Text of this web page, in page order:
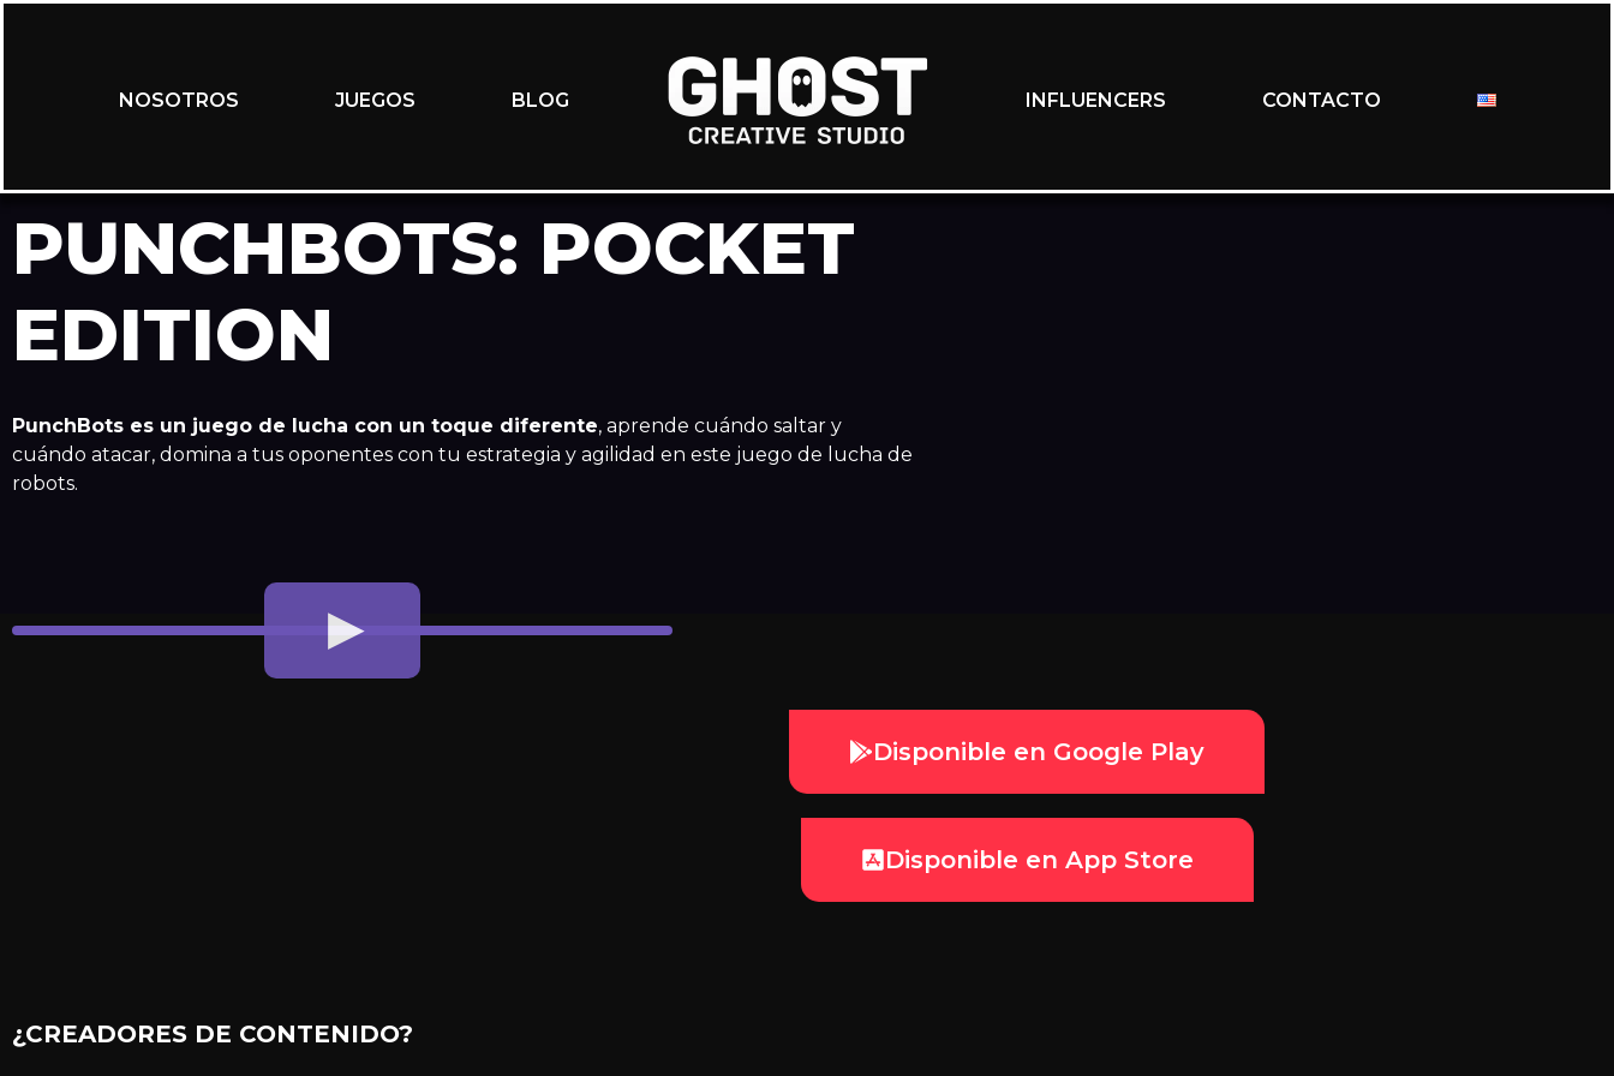
NOSOTROS JUEGOS BLOG INFLUENCERS CONTACTO
PUNCHBOTS: POCKET
EDITION
PunchBots es un juego de lucha con un toque diferente, aprende cuándo saltar y
cuándo atacar, domina a tus oponentes con tu estrategia y agilidad en este juego de lucha de
robots.
Disponible en Google Play
Disponible en App Store
¿CREADORES DE CONTENIDO?